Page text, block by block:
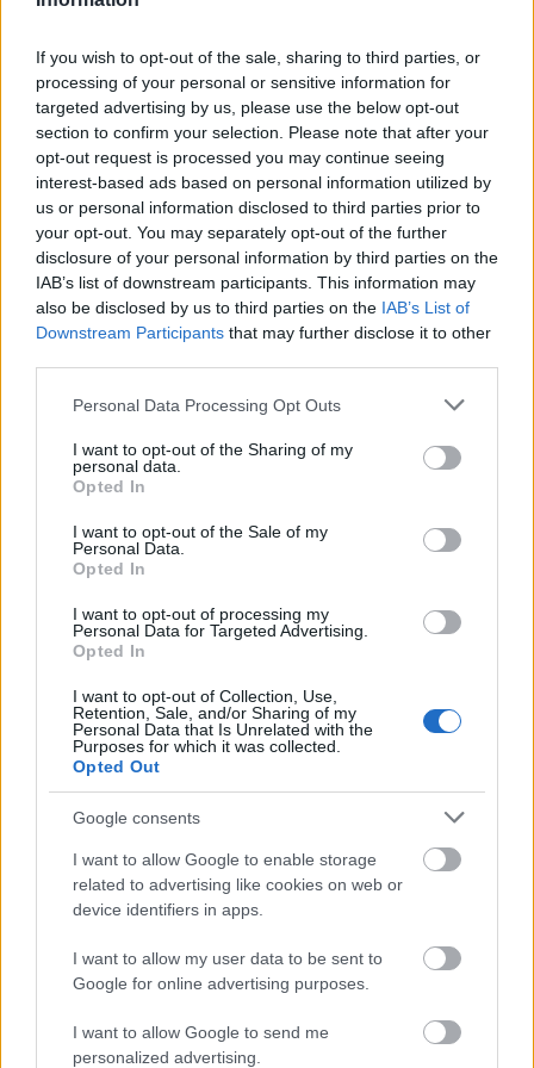
If you wish to opt-out of the sale, sharing to third parties, or
processing of your personal or sensitive information for
targeted advertising by us, please use the below opt-out
section to confirm your selection. Please note that after your
opt-out request is processed you may continue seeing
interest-based ads based on personal information utilized by
us or personal information disclosed to third parties prior to
your opt-out. You may separately opt-out of the further
disclosure of your personal information by third parties on the
IAB’s list of downstream participants. This information may
also be disclosed by us to third parties on the IAB’s List of
Downstream Participants that may further disclose it to other
Please note that this website/app uses one or more Google
not limited to your visit or usage behaviour. You may click to
grant or deny consent to Google and its third-party tags to
use your data for below specified purposes in below Google
consent section.
Personal Data Processing Opt Outs
I want to opt-out of the Sharing of my
personal data.
Opted In
I want to opt-out of the Sale of my
Personal Data.
Opted In
I want to opt-out of processing my
Personal Data for Targeted Advertising.
Opted In
I want to opt-out of Collection, Use,
Retention, Sale, and/or Sharing of my
Personal Data that Is Unrelated with the
Purposes for which it was collected.
Opted Out
Google consents
I want to allow Google to enable storage
related to advertising like cookies on web or
device identifiers in apps.
I want to allow my user data to be sent to
Google for online advertising purposes.
I want to allow Google to send me
personalized advertising.
Egy bíróság 18 évi börtönre ítélte, a
büntetést az utolsó napig leülte.
A kiutazás megtiltásával Izrael azoknak a
dicstelen államoknak a sorába állt be,
amelyek megtagadják belső ellenzékük
tagjaitól olyan külföldi kitüntetések átvételét,
amelyeket hősies tetteikkel érdemeltek ki —
mutatott rá Vanunu ügyvédje. — Ugyanígy
bánt Lengyelország 1983-ban a Nobel-
békedíjas Lech Walesával, és ugyanígy
cselekszik napjainkban Kína a pekingi rezsim
mozgásáról köteles tájékoztatni a
rendőrséget. Nem mehet külföldi
kapcsolatba a sajtó embereivel. Nem
használhat mobiltelefont, sem az internetet,
— fogalmazott az Emberi Jogok Ligája az
eset kapcsán.
Forrás:MTI
Botrány
„NEM TÖBB EZER EMBERRE UTAZUNK, HANEM